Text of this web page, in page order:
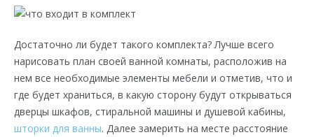
Достаточно ли будет такого комплекта? Лучше всего
нарисовать план своей ванной комнаты, расположив на
нем все необходимые элементы мебели и отметив, что и
где будет храниться, в какую сторону будут открываться
дверцы шкафов, стиральной машины и душевой кабины,
шторки для ванны. Далее замерить на месте расстояние